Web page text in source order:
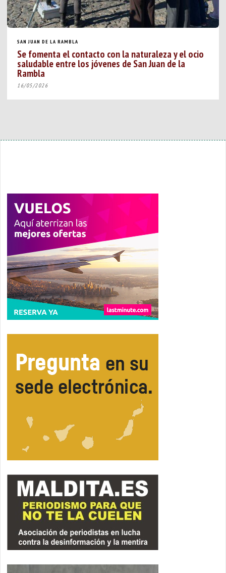
SAN JUAN DE LA RAMBLA
Se fomenta el contacto con la naturaleza y el ocio
saludable entre los jóvenes de San Juan de la
Rambla
16/05/2026